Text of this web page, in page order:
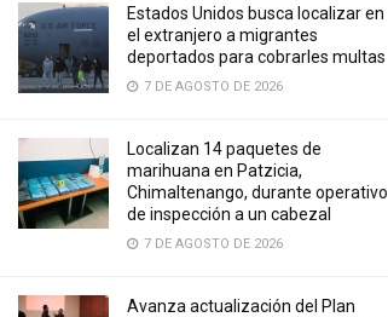
Estados Unidos busca localizar en
el extranjero a migrantes
deportados para cobrarles multas
7 DE AGOSTO DE 2026
Localizan 14 paquetes de
marihuana en Patzicia,
Chimaltenango, durante operativo
de inspección a un cabezal
7 DE AGOSTO DE 2026
Avanza actualización del Plan